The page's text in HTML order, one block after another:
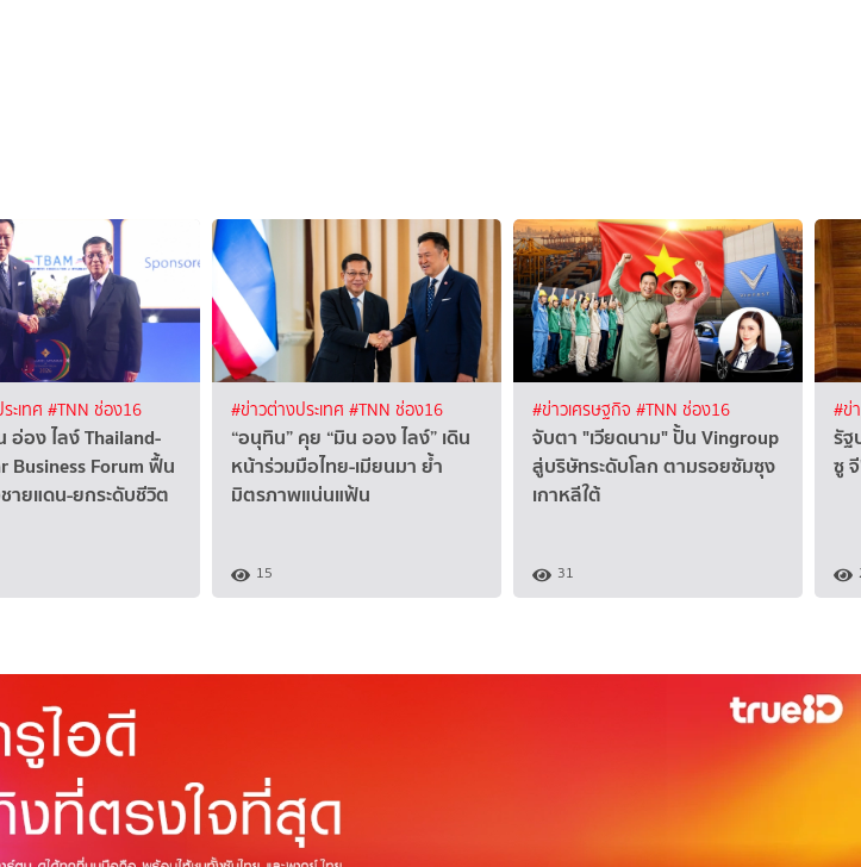
ะเทศ #TNN ช่อง16
อง ไลง์ Thailand-
Business Forum ฟื้น
ายแดน-ยกระดับชีวิต
#ข่าวต่างประเทศ #TNN ช่อง16
“อนุทิน” คุย “มิน ออง ไลง์” เดิน
หน้าร่วมมือไทย-เมียนมา ย้ำ
มิตรภาพแน่นแฟ้น
15
#ข่าวเศรษฐกิจ #TNN ช่อง16
จับตา "เวียดนาม" ปั้น Vingroup
สู่บริษัทระดับโลก ตามรอยซัมซุง
เกาหลีใต้
31
#ข่
รัฐ
ซู